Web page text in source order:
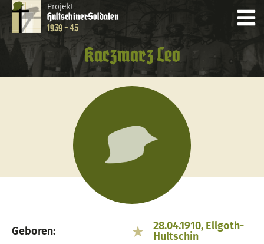
Projekt
HultschinerSoldaten
1939 - 45
Kaczmarz Leo
Geboren:
28.04.1910, Ellgoth-
Hultschin